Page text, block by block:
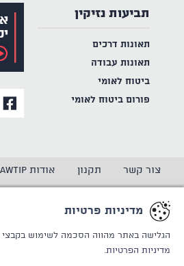
תביעות נזיקין
תאונות דרכים
תאונות עבודה
ביטוח לאומי
פורום ביטוח לאומי
צור קשר תקנון אודות LAWTIP
מדיניות פרטיות
הגלישה באתר מהווה הסכמה לשימוש בקבצי Cookie
מדיניות הפרטיות.